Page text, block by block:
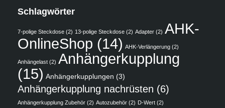
Schlagwörter
7-polige Steckdose (2) 13-polige Steckdose (2) Adapter (2) AHK-
OnlineShop (14) AHK-Verlängerung (2)
Anhängelast (2) Anhängerkupplung
(15) Anhängerkupplungen (3)
Anhängerkupplung nachrüsten (6)
Anhängerkupplung Zubehör (2) Autozubehör (2) D-Wert (2)